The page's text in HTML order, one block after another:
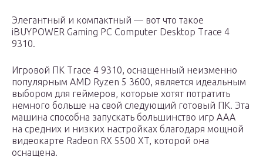
Элегантный и компактный — вот что такое
iBUYPOWER Gaming PC Computer Desktop Trace 4
9310.
Игровой ПК Trace 4 9310, оснащенный неизменно
популярным AMD Ryzen 5 3600, является идеальным
выбором для геймеров, которые хотят потратить
немного больше на свой следующий готовый ПК. Эта
машина способна запускать большинство игр AAA
на средних и низких настройках благодаря мощной
видеокарте Radeon RX 5500 XT, которой она
оснащена.